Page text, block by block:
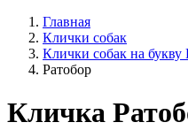
Главная
Клички собак
Клички собак на букву
Ратобор
Кличка